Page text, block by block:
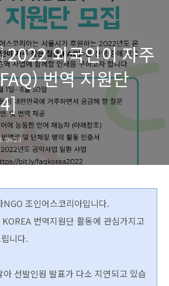
외국인이 자주
번역 지원단
09:29
NGO 조인어스코리아입니다.
번역지원단 활동에 관심가지고
니다.
선발인원 발표가 다소 지연되고 있습